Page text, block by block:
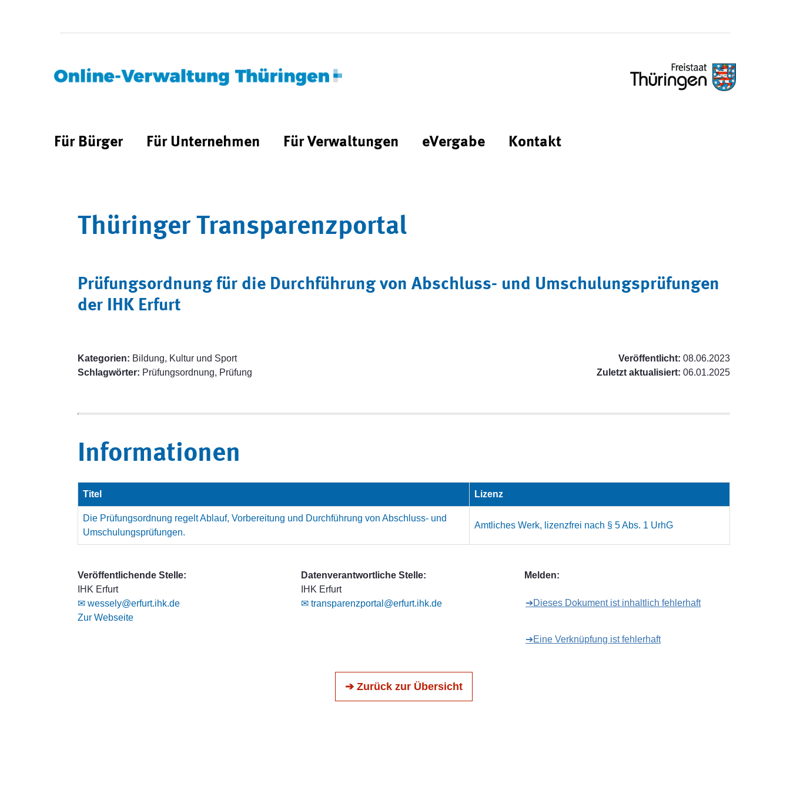
Für Bürger Für Unternehmen Für Verwaltungen eVergabe Kontakt
Thüringer Transparenzportal
Prüfungsordnung für die Durchführung von Abschluss- und Umschulungsprüfungen
der IHK Erfurt
Kategorien: Bildung, Kultur und Sport
Schlagwörter: Prüfungsordnung, Prüfung
Veröffentlicht: 08.06.2023
Zuletzt aktualisiert: 06.01.2025
Informationen
Titel Lizenz
Die Prüfungsordnung regelt Ablauf, Vorbereitung und Durchführung von Abschluss- und
Umschulungsprüfungen.
Amtliches Werk, lizenzfrei nach § 5 Abs. 1 UrhG
Veröffentlichende Stelle:
IHK Erfurt
✉ wessely@erfurt.ihk.de
Zur Webseite
Datenverantwortliche Stelle:
IHK Erfurt
✉ transparenzportal@erfurt.ihk.de
Melden:
➔Dieses Dokument ist inhaltlich fehlerhaft
➔Eine Verknüpfung ist fehlerhaft
➔ Zurück zur Übersicht